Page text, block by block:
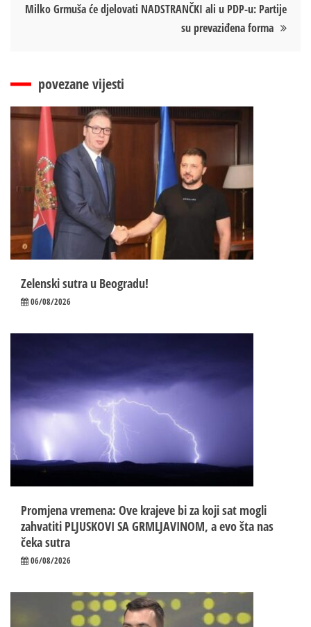
Milko Grmuša će djelovati NADSTRANČKI ali u PDP-u: Partije
su prevaziđena forma
povezane vijesti
Zelenski sutra u Beogradu!
06/08/2026
Promjena vremena: Ove krajeve bi za koji sat mogli
zahvatiti PLJUSKOVI SA GRMLJAVINOM, a evo šta nas
čeka sutra
06/08/2026